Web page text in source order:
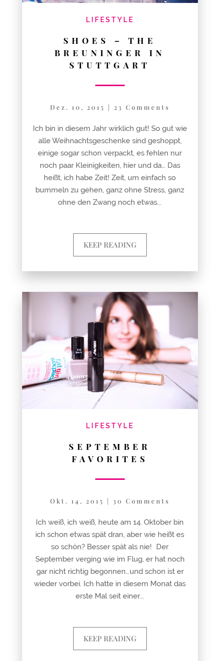
LIFESTYLE
SHOES – THE
BREUNINGER IN
STUTTGART
Dez. 10, 2015 | 23 Comments
Ich bin in diesem Jahr wirklich gut! So gut wie
alle Weihnachtsgeschenke sind geshoppt,
einige sogar schon verpackt, es fehlen nur
noch paar Kleinigkeiten, hier und da… Das
heißt, ich habe Zeit! Zeit, um einfach so
bummeln zu gehen, ganz ohne Stress, ganz
ohne den Zwang noch etwas...
KEEP READING
LIFESTYLE
SEPTEMBER
FAVORITES
Okt. 14, 2015 | 30 Comments
Ich weiß, ich weiß, heute am 14. Oktober bin
ich schon etwas spät dran, aber wie heißt es
so schön? Besser spät als nie! Der
September verging wie im Flug, er hat noch
gar nicht richtig begonnen…und schon ist er
wieder vorbei. Ich hatte in diesem Monat das
erste Mal seit einer...
KEEP READING